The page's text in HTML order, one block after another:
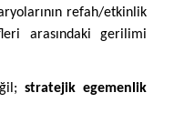
refah/etkinlik
arasındaki gerilimi
stratejik egemenlik